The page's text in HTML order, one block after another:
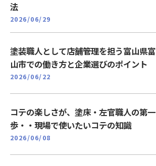
法
2026/06/29
塗装職人として店舗管理を担う富山県富
山市での働き方と企業選びのポイント
2026/06/22
コテの楽しさが、塗床・左官職人の第一
歩・・現場で使いたいコテの知識
2026/06/08